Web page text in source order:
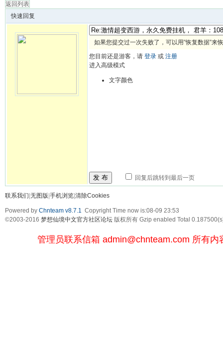
返回列表
快速回复
如果您提交过一次失败了，可以用”恢复数据”来
您目前还是游客，请 登录 或 注册
进入高级模式
文字颜色
发 布 回复后跳转到最后一页
联系我们 无图版 手机浏览 清除Cookies
Powered by Chnteam v8.7.1 Copyright Time now is:08-09 23:53
©2003-2016 梦想仙境中文官方社区论坛 版权所有 Gzip enabled Total
管理员联系信箱 admin@chnteam.com 所有内